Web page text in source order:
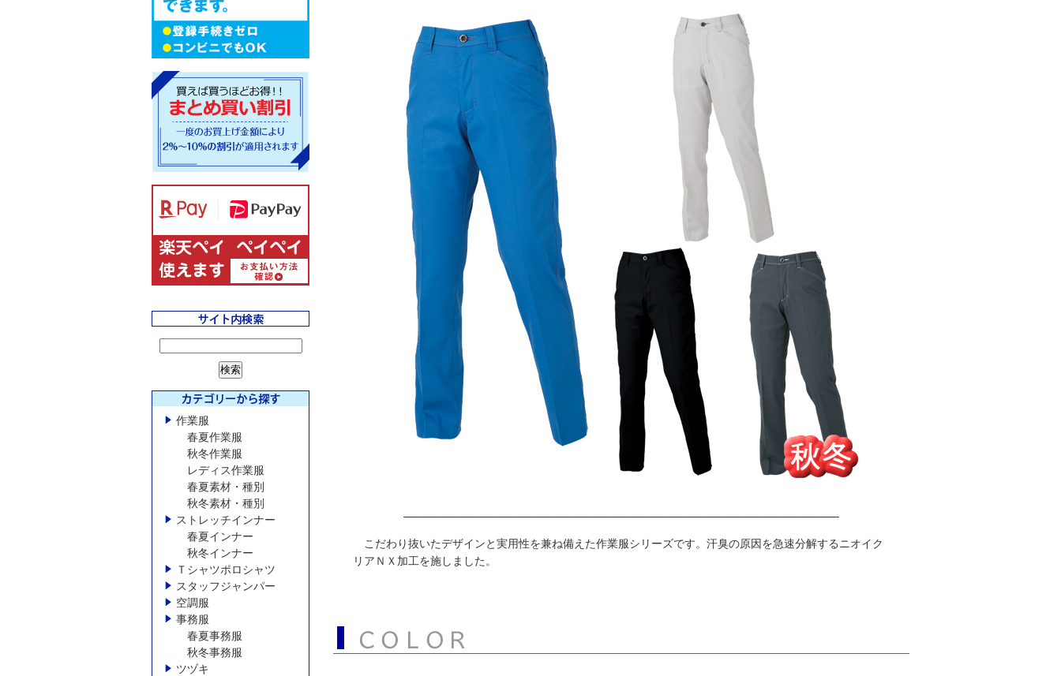
こだわり抜いたデザインと実用性を兼ね備えた作業服シリーズです。汗臭の原因を急速分解するニオイク
リアＮＸ加工を施しました。
作業服
春夏作業服
秋冬作業服
レディス作業服
春夏素材・種別
秋冬素材・種別
ストレッチインナー
春夏インナー
秋冬インナー
Ｔシャツポロシャツ
スタッフジャンパー
空調服
事務服
春夏事務服
秋冬事務服
ツヅキ